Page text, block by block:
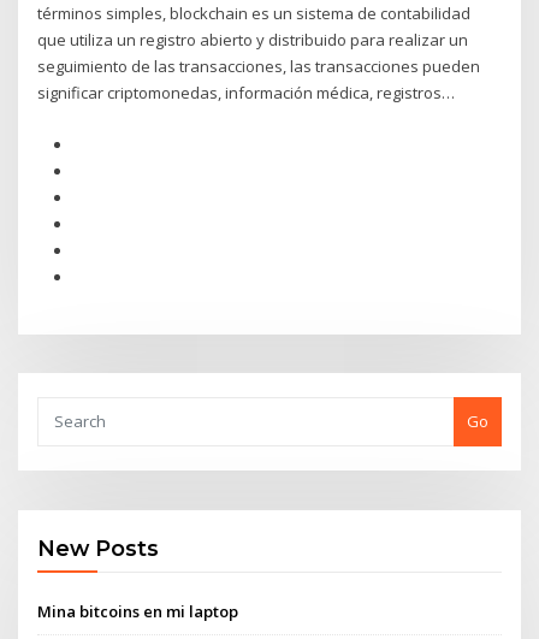
términos simples, blockchain es un sistema de contabilidad
que utiliza un registro abierto y distribuido para realizar un
seguimiento de las transacciones, las transacciones pueden
significar criptomonedas, información médica, registros…
Go
New Posts
Mina bitcoins en mi laptop